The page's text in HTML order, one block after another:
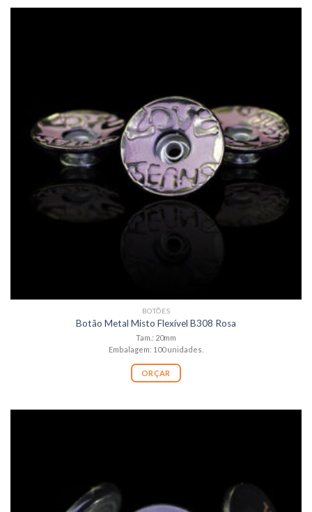
BOTÕES
Botão Metal Misto Flexível B308 Rosa
Tam.: 20mm
Embalagem: 100 unidades.
ORÇAR